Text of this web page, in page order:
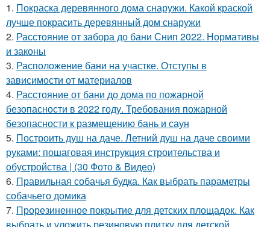
1. Покраска деревянного дома снаружи. Какой краской
лучше покрасить деревянный дом снаружи
2. Расстояние от забора до бани Снип 2022. Нормативы
и законы
3. Расположение бани на участке. Отступы в
зависимости от материалов
4. Расстояние от бани до дома по пожарной
безопасности в 2022 году. Требования пожарной
безопасности к размещению бань и саун
5. Построить душ на даче. Летний душ на даче своими
руками: пошаговая инструкция строительства и
обустройства | (30 Фото & Видео)
6. Правильная собачья будка. Как выбрать параметры
собачьего домика
7. Прорезиненное покрытие для детских площадок. Как